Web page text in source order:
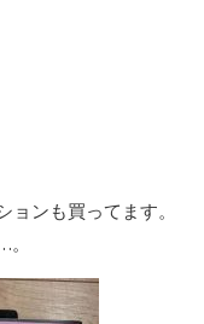
ンも買ってます。